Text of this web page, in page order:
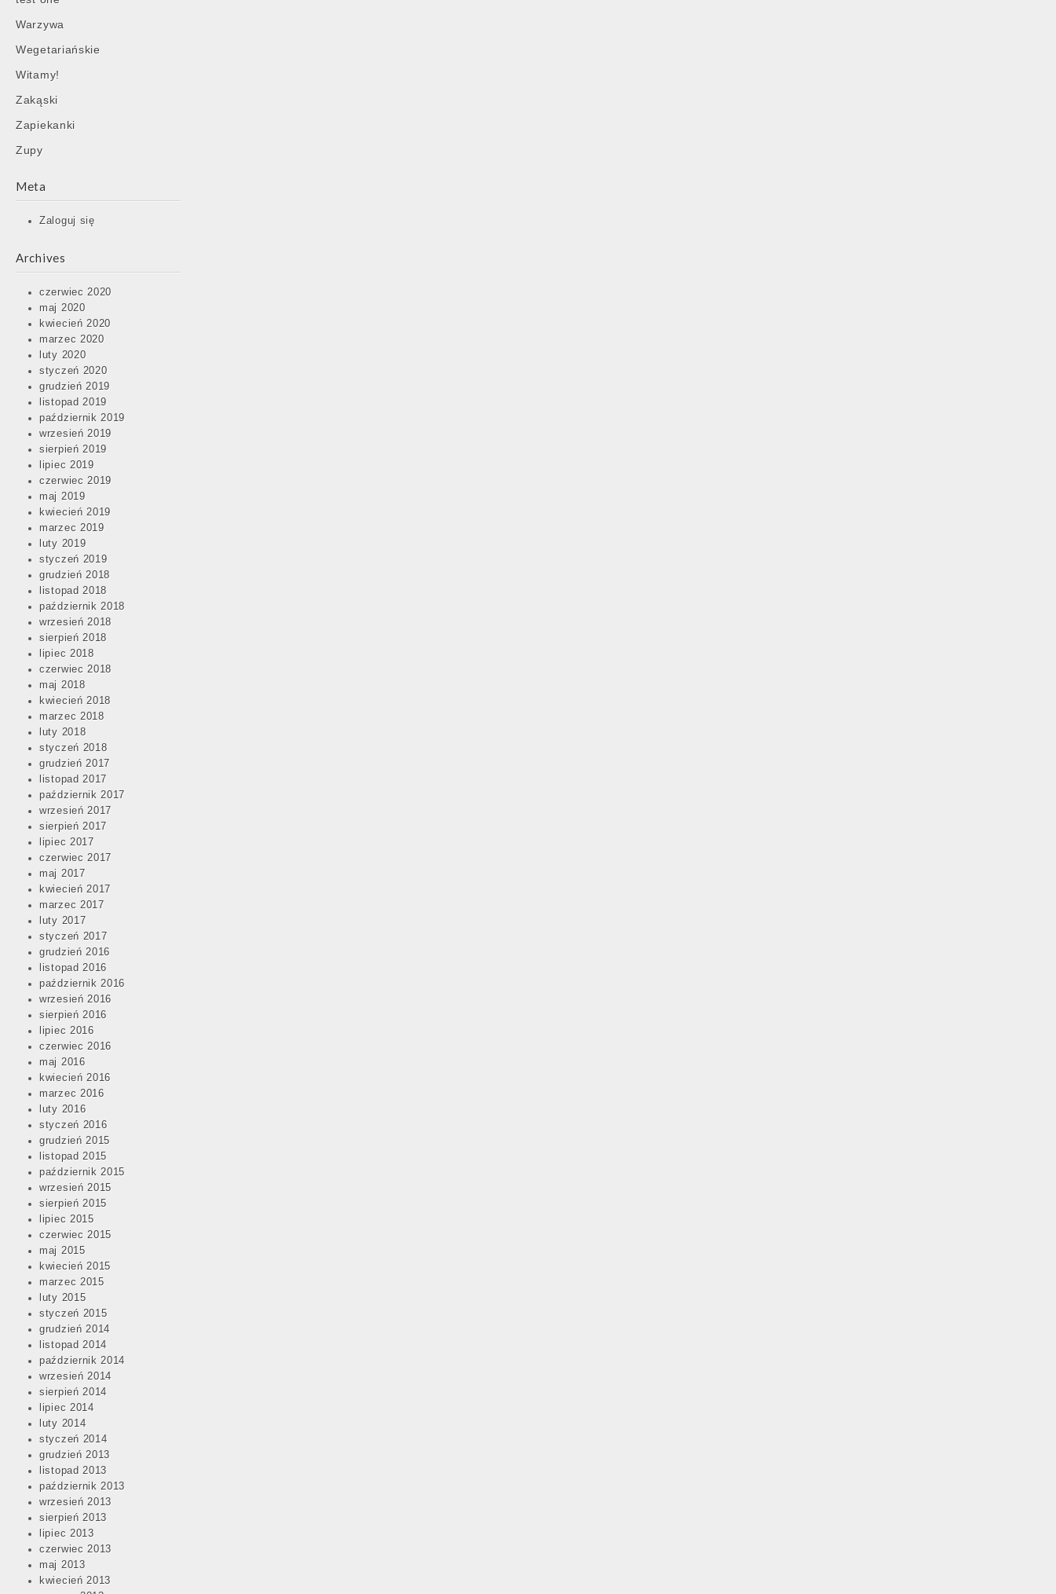
Warzywa
Wegetariańskie
Witamy!
Zakąski
Zapiekanki
Zupy
Meta
Zaloguj się
Archives
czerwiec 2020
maj 2020
kwiecień 2020
marzec 2020
luty 2020
styczeń 2020
grudzień 2019
listopad 2019
październik 2019
wrzesień 2019
sierpień 2019
lipiec 2019
czerwiec 2019
maj 2019
kwiecień 2019
marzec 2019
luty 2019
styczeń 2019
grudzień 2018
listopad 2018
październik 2018
wrzesień 2018
sierpień 2018
lipiec 2018
czerwiec 2018
maj 2018
kwiecień 2018
marzec 2018
luty 2018
styczeń 2018
grudzień 2017
listopad 2017
październik 2017
wrzesień 2017
sierpień 2017
lipiec 2017
czerwiec 2017
maj 2017
kwiecień 2017
marzec 2017
luty 2017
styczeń 2017
grudzień 2016
listopad 2016
październik 2016
wrzesień 2016
sierpień 2016
lipiec 2016
czerwiec 2016
maj 2016
kwiecień 2016
marzec 2016
luty 2016
styczeń 2016
grudzień 2015
listopad 2015
październik 2015
wrzesień 2015
sierpień 2015
lipiec 2015
czerwiec 2015
maj 2015
kwiecień 2015
marzec 2015
luty 2015
styczeń 2015
grudzień 2014
listopad 2014
październik 2014
wrzesień 2014
sierpień 2014
lipiec 2014
luty 2014
styczeń 2014
grudzień 2013
listopad 2013
październik 2013
wrzesień 2013
sierpień 2013
lipiec 2013
czerwiec 2013
maj 2013
kwiecień 2013